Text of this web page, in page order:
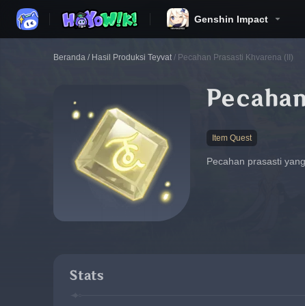
Genshin Impact
Beranda / Hasil Produksi Teyvat / Pecahan Prasasti Khvarena (II)
Item Quest
Pecahan prasasti
Stats